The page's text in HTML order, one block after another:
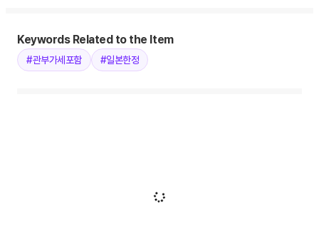
Keywords Related to the Item
#관부가세포함 #일본한정